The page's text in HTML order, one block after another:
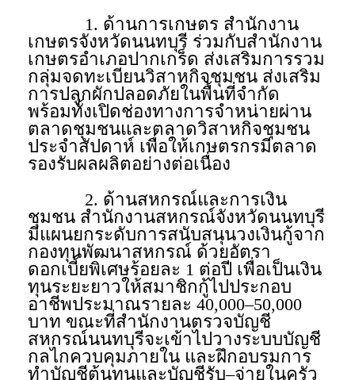
1. ด้านการเกษตร สำนักงาน
เกษตรจังหวัดนนทบุรี ร่วมกับสำนักงาน
เกษตรอำเภอปากเกร็ด ส่งเสริมการรวม
กลุ่มจดทะเบียนวิสาหกิจชุมชน ส่งเสริม
การปลูกผักปลอดภัยในพื้นที่จำกัด
พร้อมทั้งเปิดช่องทางการจำหน่ายผ่าน
ตลาดชุมชนและตลาดวิสาหกิจชุมชน
ประจำสัปดาห์ เพื่อให้เกษตรกรมีตลาด
รองรับผลผลิตอย่างต่อเนื่อง
2. ด้านสหกรณ์และการเงิน
ชุมชน สำนักงานสหกรณ์จังหวัดนนทบุรี
มีแผนยกระดับการสนับสนุนวงเงินกู้จาก
กองทุนพัฒนาสหกรณ์ ด้วยอัตรา
ดอกเบี้ยพิเศษร้อยละ 1 ต่อปี เพื่อเป็นเงิน
ทุนระยะยาวให้สมาชิกกู้ไปประกอบ
อาชีพประมาณรายละ 40,000–50,000
บาท ขณะที่สำนักงานตรวจบัญชี
สหกรณ์นนทบุรีจะเข้าไปวางระบบบัญชี
กลไกควบคุมภายใน และฝึกอบรมการ
ทำบัญชีต้นทุนและบัญชีรับ–จ่ายในครัว